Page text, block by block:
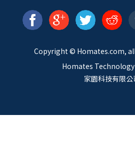
Copyright © Homates.com,
Homates
家園科技有限公